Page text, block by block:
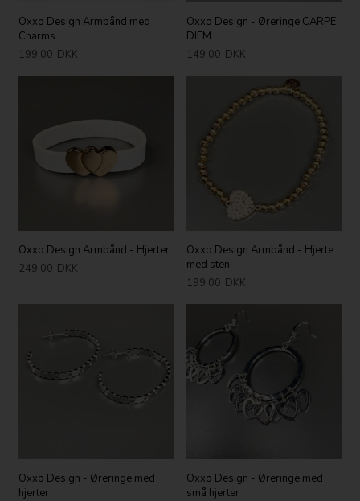
Oxxo Design Armbånd med
Charms
199,00 DKK
Oxxo Design - Øreringe CARPE
DIEM
149,00 DKK
Oxxo Design Armbånd - Hjerter
249,00 DKK
Oxxo Design Armbånd - Hjerte
med sten
199,00 DKK
Oxxo Design - Øreringe med
hjerter
Oxxo Design - Øreringe med
små hjerter